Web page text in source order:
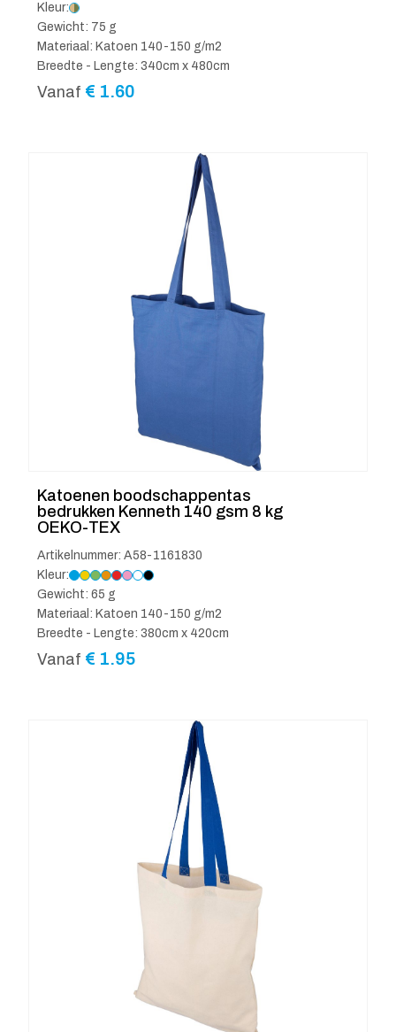
Kleur:
Gewicht: 75 g
Materiaal: Katoen 140-150 g/m2
Breedte - Lengte: 340cm x 480cm
Vanaf € 1.60
Katoenen boodschappentas
bedrukken Kenneth 140 gsm 8 kg
OEKO-TEX
Artikelnummer: A58-1161830
Kleur:
Gewicht: 65 g
Materiaal: Katoen 140-150 g/m2
Breedte - Lengte: 380cm x 420cm
Vanaf € 1.95